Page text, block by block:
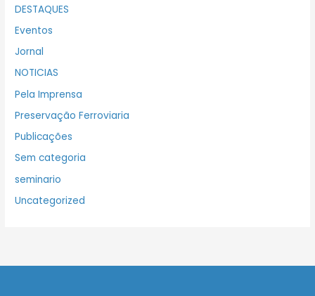
DESTAQUES
Eventos
Jornal
NOTICIAS
Pela Imprensa
Preservação Ferroviaria
Publicações
Sem categoria
seminario
Uncategorized